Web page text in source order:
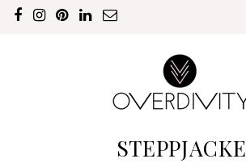
STEPPJACKE